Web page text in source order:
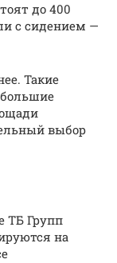
до 400
с сидением —
Такие
выбор
ТБ Групп
на